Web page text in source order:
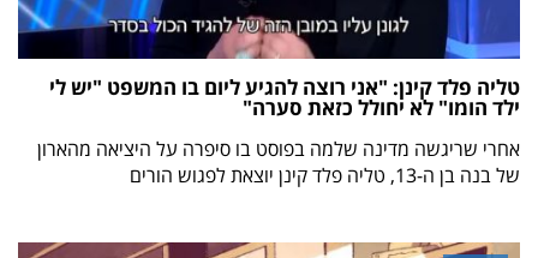
טליה פלד קינן: "אני רוצה להגיע ליום בו המשפט "יש לי
ילד הומו" לא יחולל כזאת סערה"
אחרי שריגשה מדינה שלמה בפוסט בו סיפרה על היציאה מהארון
של בנה בן ה-13, טליה פלד קינן יוצאת לפגוש הורים